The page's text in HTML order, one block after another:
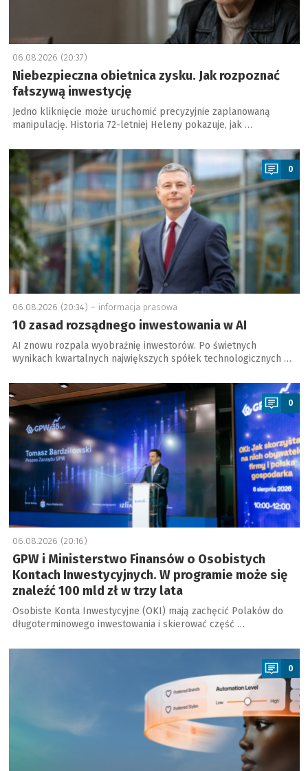
06.08.2026 (20:37)
Niebezpieczna obietnica zysku. Jak rozpoznać
fałszywą inwestycję
Jedno kliknięcie może uruchomić precyzyjnie zaplanowaną
manipulację. Historia 72-letniej Heleny pokazuje, jak …
a
0
06.08.2026 (20:34) – informacja prasowa
10 zasad rozsądnego inwestowania w AI
AI znowu rozpala wyobraźnię inwestorów. Po świetnych
wynikach kwartalnych największych spółek technologicznych …
a
0
06.08.2026 (20:16)
GPW i Ministerstwo Finansów o Osobistych
Kontach Inwestycyjnych. W programie może się
znaleźć 100 mld zł w trzy lata
Osobiste Konta Inwestycyjne (OKI) mają zachęcić Polaków do
długoterminowego inwestowania i skierować część …
a
0